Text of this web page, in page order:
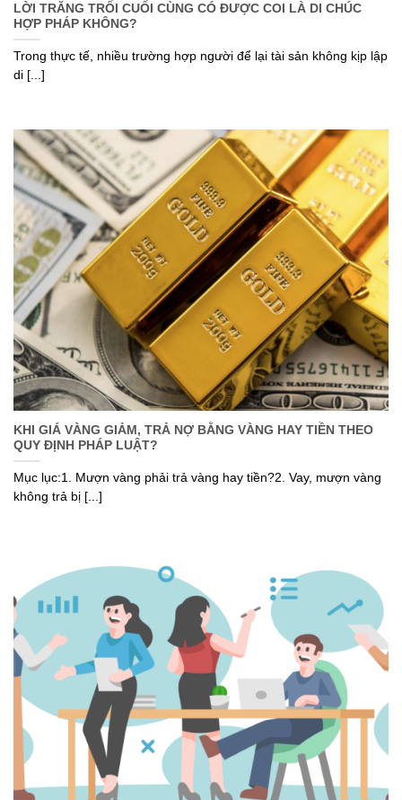
LỜI TRĂNG TRỐI CUỐI CÙNG CÓ ĐƯỢC COI LÀ DI CHÚC
HỢP PHÁP KHÔNG?
Trong thực tế, nhiều trường hợp người để lại tài sản không kịp lập
di [...]
KHI GIÁ VÀNG GIẢM, TRẢ NỢ BẰNG VÀNG HAY TIỀN THEO
QUY ĐỊNH PHÁP LUẬT?
Mục lục:1. Mượn vàng phải trả vàng hay tiền?2. Vay, mượn vàng
không trả bị [...]